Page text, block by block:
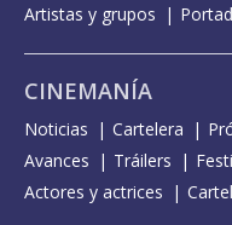
Artistas y grupos
CINEMANÍA
Noticias Cartelera
Avances
Tráilers
Actores y actrices